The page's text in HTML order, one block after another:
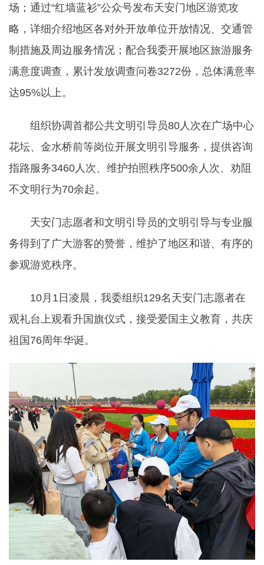
场；通过“红墙蓝衫”公众号发布天安门地区游览攻
略，详细介绍地区各对外开放单位开放情况、交通管
制措施及周边服务情况；配合我委开展地区旅游服务
满意度调查，累计发放调查问卷3272份，总体满意率
达95%以上。
组织协调首都公共文明引导员80人次在广场中心
花坛、金水桥前等岗位开展文明引导服务，提供咨询
指路服务3460人次、维护拍照秩序500余人次、劝阻
不文明行为70余起。
天安门志愿者和文明引导员的文明引导与专业服
务得到了广大游客的赞誉，维护了地区和谐、有序的
参观游览秩序。
10月1日凌晨，我委组织129名天安门志愿者在
观礼台上观看升国旗仪式，接受爱国主义教育，共庆
祖国76周年华诞。